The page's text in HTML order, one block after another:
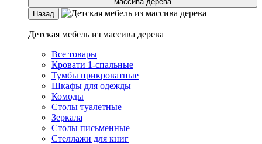
Назад
Детская мебель из массива дерева
Все товары
Кровати 1-спальные
Тумбы прикроватные
Шкафы для одежды
Комоды
Столы туалетные
Зеркала
Столы письменные
Стеллажи для книг